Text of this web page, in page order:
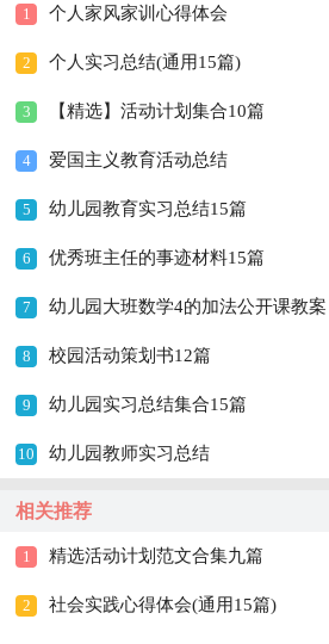
1 个人家风家训心得体会
2 个人实习总结(通用15篇)
3 【精选】活动计划集合10篇
4 爱国主义教育活动总结
5 幼儿园教育实习总结15篇
6 优秀班主任的事迹材料15篇
7 幼儿园大班数学4的加法公开课教案
8 校园活动策划书12篇
9 幼儿园实习总结集合15篇
10 幼儿园教师实习总结
相关推荐
1 精选活动计划范文合集九篇
2 社会实践心得体会(通用15篇)